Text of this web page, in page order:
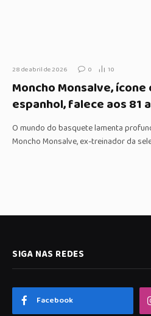
28 de abril de 2026 0 10
Moncho Monsalve,
espanhol, falece aos 81
O mundo do basquete lamenta
Moncho Monsalve, ex-treinador da
SIGA NAS REDES
Facebook